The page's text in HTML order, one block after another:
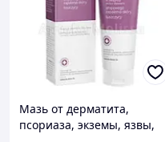
Мазь от дерматита,
псориаза, экземы, язвы,